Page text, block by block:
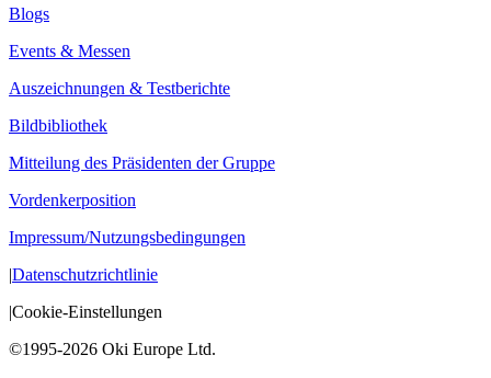
Blogs
Events & Messen
Auszeichnungen & Testberichte
Bildbibliothek
Mitteilung des Präsidenten der Gruppe
Vordenkerposition
Impressum/Nutzungsbedingungen
|Datenschutzrichtlinie
|Cookie-Einstellungen
©1995-2026 Oki Europe Ltd.